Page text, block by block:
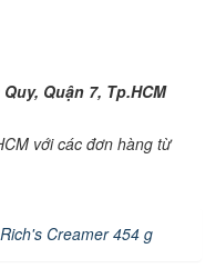
Quận 7, Tp.HCM
với các đơn hàng từ
Creamer 454 g